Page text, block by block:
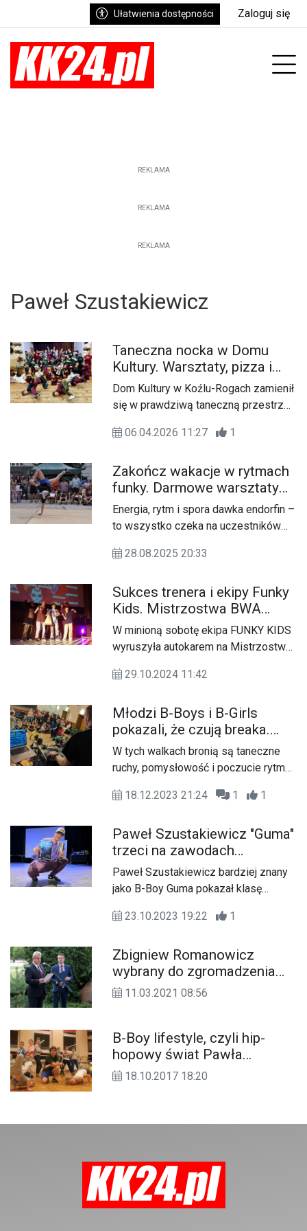
Ułatwienia dostępności Zaloguj się
REKLAMA
REKLAMA
REKLAMA
Paweł Szustakiewicz
Taneczna nocka w Domu
Kultury. Warsztaty, pizza i
niezłe bity, czyli B-boy party
Dom Kultury w Koźlu-Rogach zamienił
się w prawdziwą taneczną przestrzeń
Nocne warsztaty, spotkania z
przyciągnęły dzieci i młodzież, którzy
mogli rozwijać swoje pasje.
06.04.2026 11:27 1
Zakończ wakacje w rytmach
funky. Darmowe warsztaty
Funky Dance już w niedzielę
Domu Kultury "Chemik"
Energia, rytm i spora dawka endorfin –
to wszystko czeka na uczestników
odbędą się w niedzielę o godz. 18:00
potrwają godzinę i są całkowicie
darmowe.
28.08.2025 20:33
Sukces trenera i ekipy Funky
Kids. Mistrzostwa BWA
Masters i Halloween
Monster Battle
W minioną sobotę ekipa FUNKY KIDS
wyruszyła autokarem na Mistrzostwa
ogólnopolskie zawody, w których
uczestników. Mimo silnej konkurencji,
tancerzom z Kędzierzyna-Koźla udało
się zdobyć wysokie miejsca w
kategorii dla początkujących, wracają
29.10.2024 11:42
Młodzi B-Boys i B-Girls
pokazali, że czują breaka.
Zawody "Break My Style-
Christmas Kids Battle" w
kozielskim domu kultury
W tych walkach bronią są taneczne
ruchy, pomysłowość i poczucie rytmu.
Christmas Kids Battle" przyciągnęły
młodych miłośników tańca
zakorzenionego w kulturze hip-
hopowej. W zawodach brały udział
dzieci i młodzież nie tylko z
18.12.2023 21:24 1 1
Paweł Szustakiewicz "Guma"
trzeci na zawodach
breakdance! Tancerz z
Kędzierzyna-Koźla wytańczył
podium w kategorii 1VS1
Breaking PRO
Paweł Szustakiewicz bardziej znany
jako B-Boy Guma pokazał klasę
Akademia Breaking "Take Break", w
kraju. W kategorii 1VS1 Breaking Pro
uplasował się na trzecim miejscu.
23.10.2023 19:22 1
Zbigniew Romanowicz
wybrany do zgromadzenia
"Czysty Region". Opozycja
11.03.2021 08:56
B-Boy lifestyle, czyli hip-
hopowy świat Pawła
Szustakiewicza, trenera
18.10.2017 18:20